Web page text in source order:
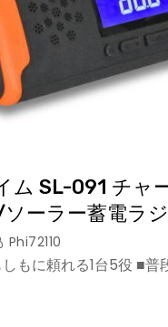
ム SL-091 チャ
ーラー蓄電ラ
Phi72110
もに頼れる1台5役 ■普